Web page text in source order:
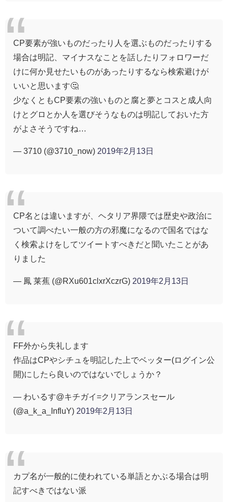
CP要素が強いものだったり人を選ぶものだったりする
場合は明記、マイナスなことを話したりフォロワーだ
けに何か見せたいものがあったりするなら検索避けが
いいと思います🤔
少なくともCP要素の強いものと腐と夢とコスと成人向
けとグロとか人を選びそうなものは明記しておいた方
がよさそうですね…
— 3710 (@3710_now) 2019年2月13日
CP名とは違いますが、ヘタリア界隈では歴史や政治に
ついて調べたい一般の方の邪魔になるので国名ではな
く検索よけをしてツイートすべきだと聞いたことがあ
りました
— 鳳 莱蕉 (@RXu601clxrXczrG) 2019年2月13日
FF外から失礼します
作品はCPやシチュを明記した上でベッター(ログイン公
開)にしたら良いのではないでしょうか？
— わいるす@キチガイ=クリアランスセール
(@a_k_a_InfluY) 2019年2月13日
カプ名が一般的に使われている単語とかぶる場合は明
記すべきではない派